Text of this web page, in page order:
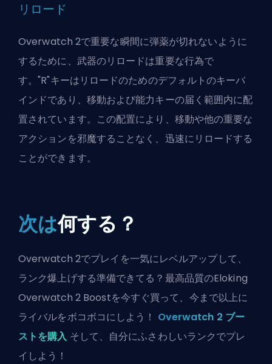
リロード
Overwatch 2で重要な瞬間に弾薬が切れないように
するために、武器のリロードは重要な行為で
す。"R"キーはリロードのためのデフォルトのキーバ
インドであり、移動および能力キーの届く範囲内に配
置されています。この配置により、移動や他の重要な
アクションを邪魔することなく、迅速にリロードする
ことができます。
次は何する？
Overwatch 2でプレイを一気にレベルアップして、
ランク爆上げする準備できてる？最高品質のEloking
Overwatch 2 Boostを今すぐ買って、今まで以上に
ライバルをボコボコにしよう！ Overwatch 2 ブー
ストを購入そして、自分にふさわしいランクでプレ
イしよう！